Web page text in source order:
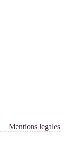
Mentions légales